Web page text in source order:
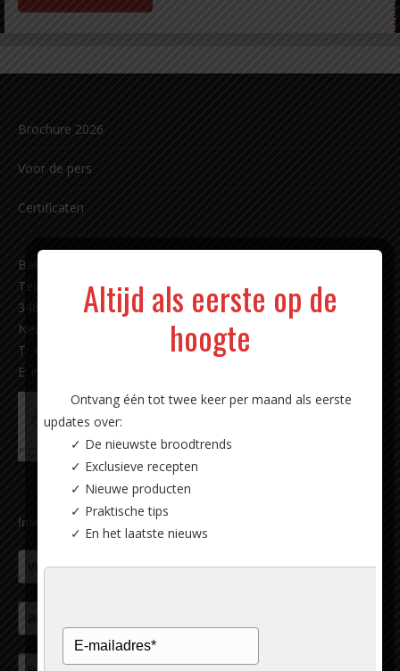
Brochure 2026
Voor de pers
Certificaten
Bakkerij Carl Siegert sinds 1891 b.v.
Techniekweg 11
3481 MK Harmelen
Nederland
T: +31 (0)348 - 44 18 87
E: info@carlsiegert.com
Inschrijven nieuwsbrief
Altijd als eerste op de
hoogte
Ontvang één tot twee keer per maand als eerste
updates over:
✓ De nieuwste broodtrends
✓ Exclusieve recepten
✓ Nieuwe producten
✓ Praktische tips
✓ En het laatste nieuws